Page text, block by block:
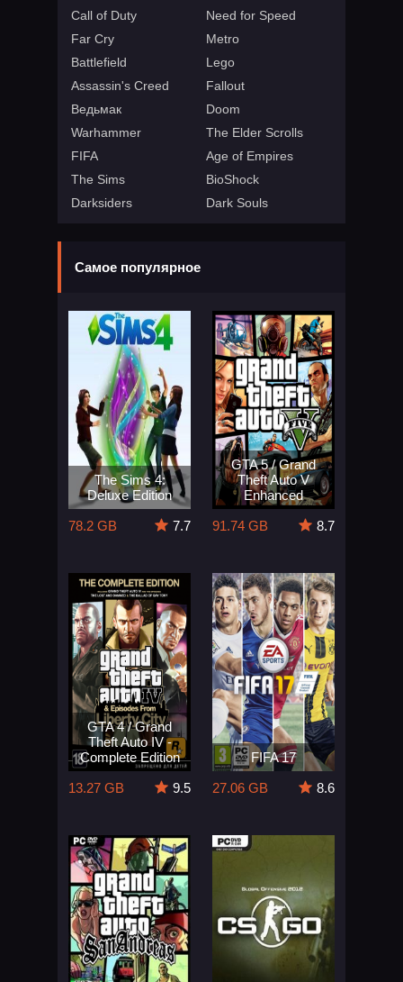
Call of Duty
Need for Speed
Far Cry
Metro
Battlefield
Lego
Assassin's Creed
Fallout
Ведьмак
Doom
Warhammer
The Elder Scrolls
FIFA
Age of Empires
The Sims
BioShock
Darksiders
Dark Souls
Самое популярное
The Sims 4:
Deluxe Edition
78.2 GB
7.7
GTA 5 / Grand
Theft Auto V
Enhanced
91.74 GB
8.7
GTA 4 / Grand
Theft Auto IV -
Complete Edition
13.27 GB
9.5
FIFA 17
27.06 GB
8.6